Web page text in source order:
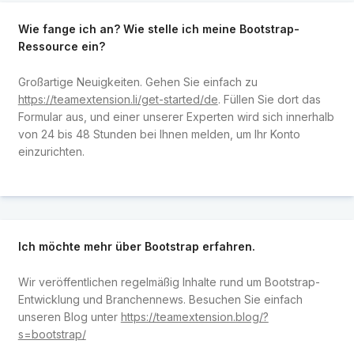
Wie fange ich an? Wie stelle ich meine Bootstrap-
Ressource ein?
Großartige Neuigkeiten. Gehen Sie einfach zu
https://teamextension.li/get-started/de. Füllen Sie dort das
Formular aus, und einer unserer Experten wird sich innerhalb
von 24 bis 48 Stunden bei Ihnen melden, um Ihr Konto
einzurichten.
Ich möchte mehr über Bootstrap erfahren.
Wir veröffentlichen regelmäßig Inhalte rund um Bootstrap-
Entwicklung und Branchennews. Besuchen Sie einfach
unseren Blog unter https://teamextension.blog/?
s=bootstrap/